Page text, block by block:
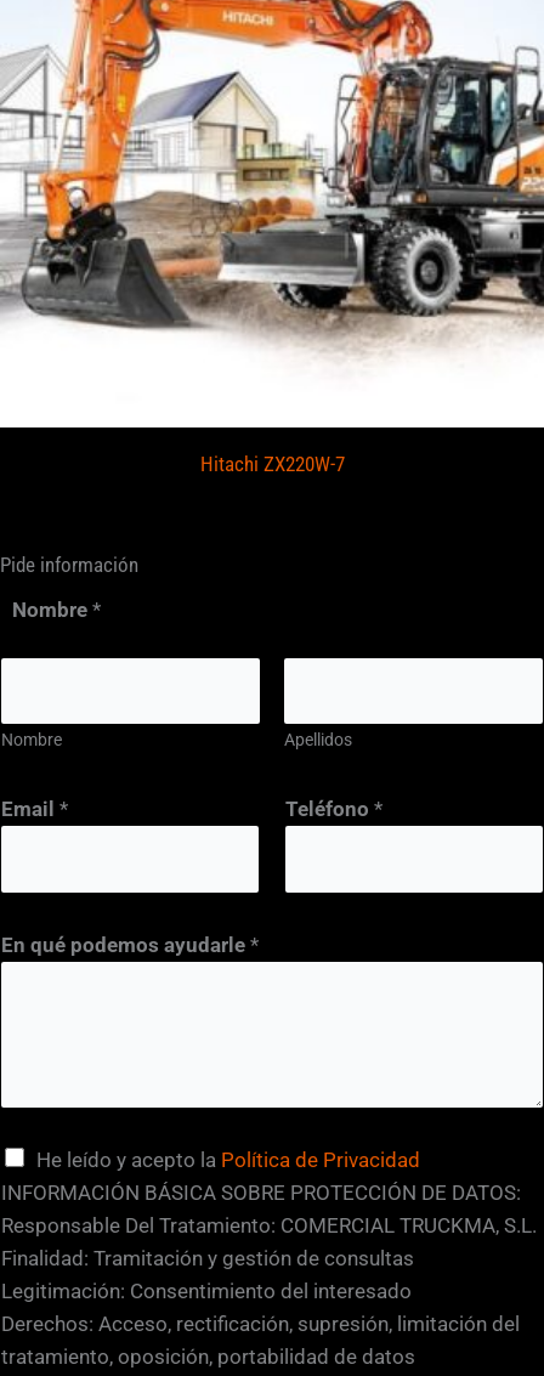
Hitachi ZX220W-7
Pide información
Nombre *
Nombre Apellidos
p
d
m
Email * Teléfono *
En qué podemos ayudarle *
C
a
s
i
l
l
a
He leído y acepto la Política de Privacidad
INFORMACIÓN BÁSICA SOBRE PROTECCIÓN DE DATOS:
Responsable Del Tratamiento: COMERCIAL TRUCKMA, S.L.
Finalidad: Tramitación y gestión de consultas
Legitimación: Consentimiento del interesado
Derechos: Acceso, rectificación, supresión, limitación del
tratamiento, oposición, portabilidad de datos